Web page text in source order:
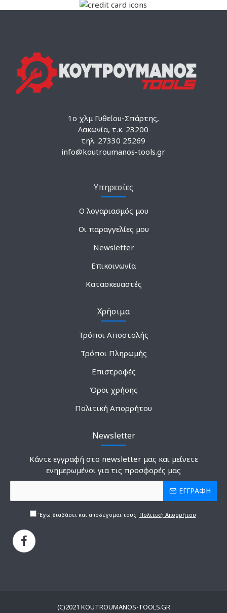
1ο χλμ Γυθείου-Σπάρτης,
Λακωνία, τ.κ. 23200
τηλ. 27330 25269
info@koutroumanos-tools.gr
Υπηρεσίες
Ο λογαριασμός μου
Οι παραγγελίες μου
Newsletter
Επικοινωνία
Κατασκευαστές
Χρήσιμα
Τρόποι Αποστολής
Τρόποι Πληρωμής
Επιστροφές
Όροι χρήσης
Πολιτική Απορρήτου
Newsletter
Κάντε εγγραφή στο newsletter μας και μείνετε
ενημερωμένοι για τις προσφορές μας
ΕΓΓΡΑΦΗ
Έχω διαβάσει και αποδέχομαι τους Πολιτική Απορρήτου
(C)2021 KOUTROUMANOS-TOOLS.GR